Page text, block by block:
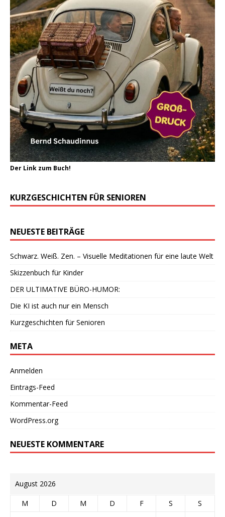
Der Link zum Buch!
KURZGESCHICHTEN FÜR SENIOREN
NEUESTE BEITRÄGE
Schwarz. Weiß. Zen. – Visuelle Meditationen für eine laute Welt
Skizzenbuch für Kinder
DER ULTIMATIVE BÜRO-HUMOR:
Die KI ist auch nur ein Mensch
Kurzgeschichten für Senioren
META
Anmelden
Eintrags-Feed
Kommentar-Feed
WordPress.org
NEUESTE KOMMENTARE
August 2026
M D M D F S
S